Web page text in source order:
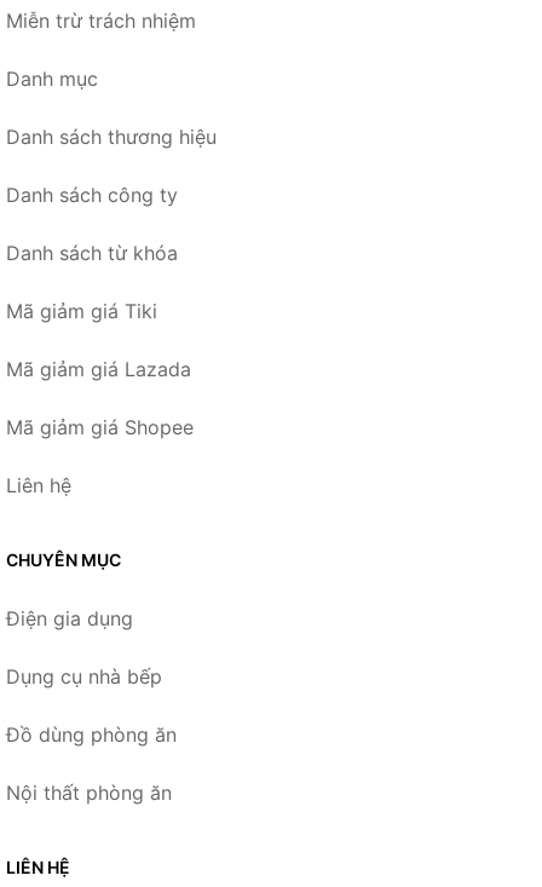
Miễn trừ trách nhiệm
Danh mục
Danh sách thương hiệu
Danh sách công ty
Danh sách từ khóa
Mã giảm giá Tiki
Mã giảm giá Lazada
Mã giảm giá Shopee
Liên hệ
CHUYÊN MỤC
Điện gia dụng
Dụng cụ nhà bếp
Đồ dùng phòng ăn
Nội thất phòng ăn
LIÊN HỆ